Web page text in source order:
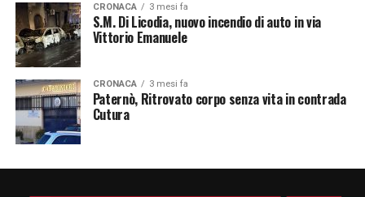
CRONACA 3 mesi fa
S.M. Di Licodia, nuovo incendio di auto in via
Vittorio Emanuele
CRONACA 3 mesi fa
Paternò, Ritrovato corpo senza vita in contrada
Cutura